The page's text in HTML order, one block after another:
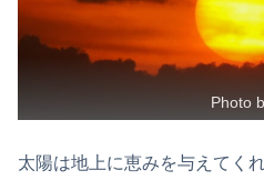
Photo
太陽は地上に恵みを与えてく